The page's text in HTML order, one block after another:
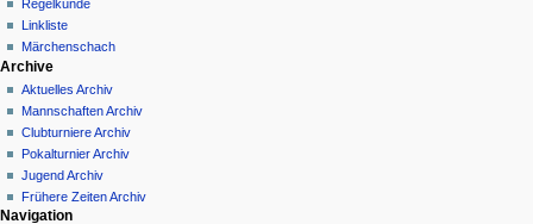
Regelkunde
Linkliste
Märchenschach
Archive
Aktuelles Archiv
Mannschaften Archiv
Clubturniere Archiv
Pokalturnier Archiv
Jugend Archiv
Frühere Zeiten Archiv
Navigation